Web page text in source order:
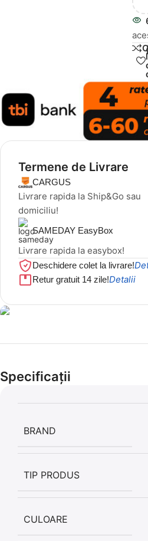
Termene de Livrare
CARGUS
Livrare rapida la Ship&Go sau
domiciliu!
SAMEDAY EasyBox
Livrare rapida la easybox!
Deschidere colet la livrare!
Retur gratuit 14 zile!Detalii
Cel mai mic preț!
56,86 LEI
Specificații
BRAND
TIP PRODUS
CULOARE